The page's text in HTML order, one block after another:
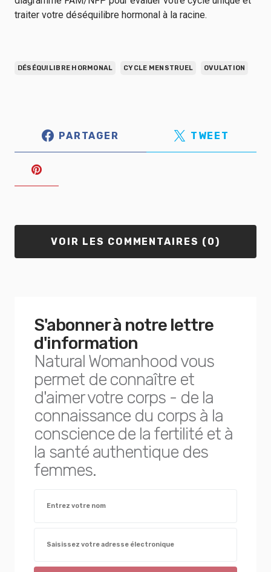
traiter votre déséquilibre hormonal à la racine.
DÉSÉQUILIBRE HORMONAL CYCLE MENSTRUEL OVULATION
PARTAGER TWEET
VOIR LES COMMENTAIRES (0)
S'abonner à notre lettre
d'information
Natural Womanhood vous
permet de connaître et
d'aimer votre corps - de la
connaissance du corps à la
conscience de la fertilité et à
la santé authentique des
femmes.